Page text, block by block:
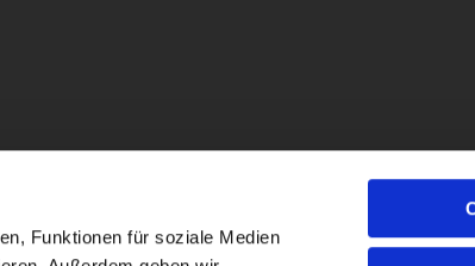
Funktionen für soziale Medien